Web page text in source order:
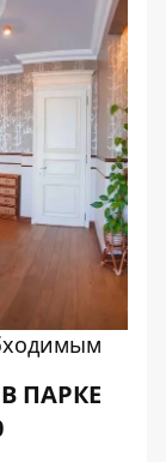
ПАРКЕ